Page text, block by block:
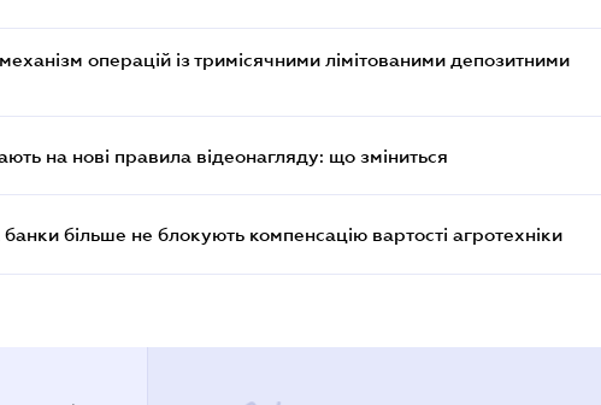
операцій із тримісячними лімітованими депозитними
на нові правила відеонагляду: що зміниться
більше не блокують компенсацію вартості агротехніки